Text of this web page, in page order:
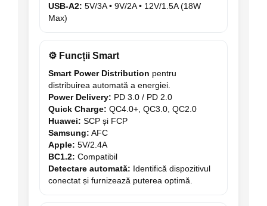
USB-A2: 5V/3A • 9V/2A • 12V/1.5A (18W
Max)
⚙️ Funcții Smart
Smart Power Distribution pentru
distribuirea automată a energiei.
Power Delivery: PD 3.0 / PD 2.0
Quick Charge: QC4.0+, QC3.0, QC2.0
Huawei: SCP și FCP
Samsung: AFC
Apple: 5V/2.4A
BC1.2: Compatibil
Detectare automată: Identifică dispozitivul
conectat și furnizează puterea optimă.